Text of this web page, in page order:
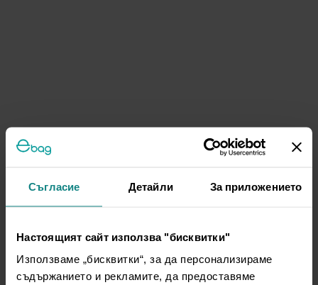
Съгласие Детайли За приложението
Настоящият сайт използва "бисквитки"
Използваме „бисквитки“, за да персонализираме
съдържанието и рекламите, да предоставяме